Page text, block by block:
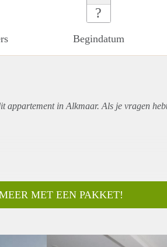
?
Begindatum
appartementin Alkmaar. Als je vragen
MET EEN PAKKET!